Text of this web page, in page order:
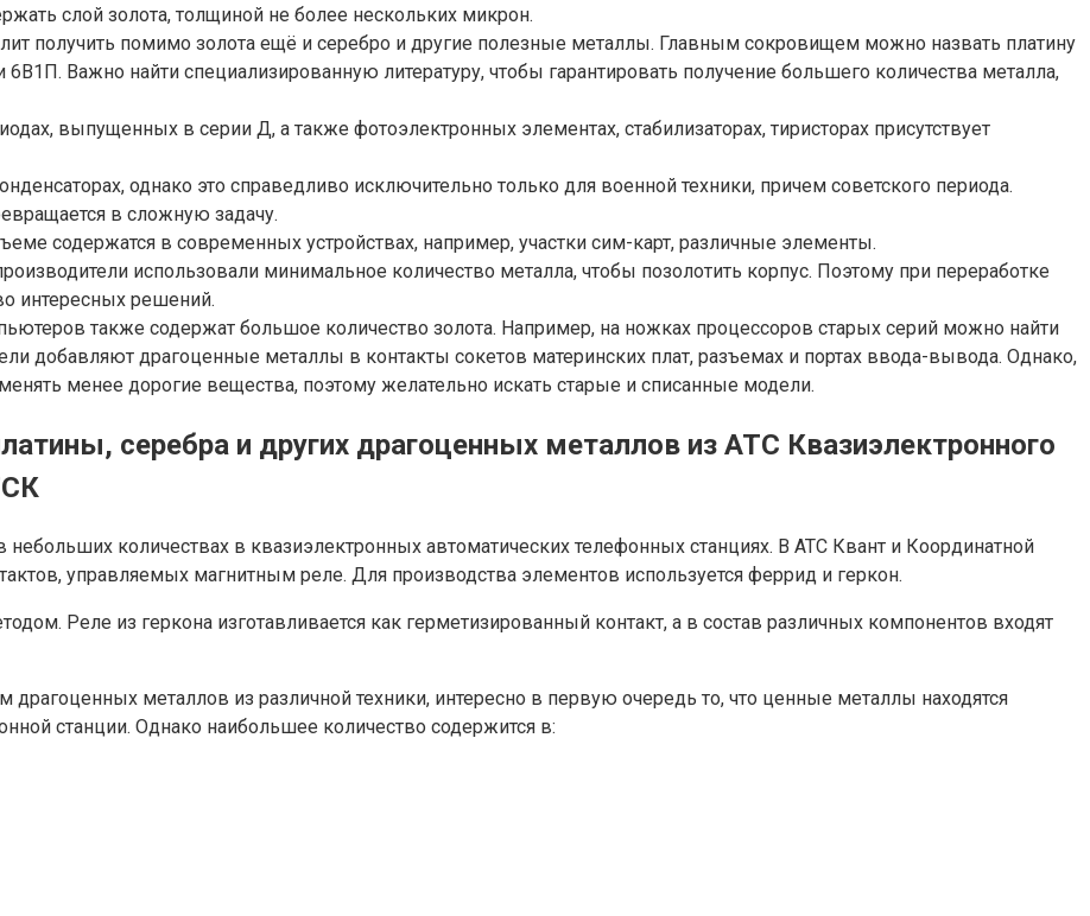
слой золота, толщиной не более нескольких микрон.
получить помимо золота ещё и серебро и другие полезные металлы. Главным сокровищем можно назвать платину
Важно найти специализированную литературу, чтобы гарантировать получение большего количества металла,
выпущенных в серии Д, а также фотоэлектронных элементах, стабилизаторах, тиристорах присутствует
однако это справедливо исключительно только для военной техники, причем советского периода.
в сложную задачу.
содержатся в современных устройствах, например, участки сим-карт, различные элементы.
использовали минимальное количество металла, чтобы позолотить корпус. Поэтому при переработке
интересных решений.
также содержат большое количество золота. Например, на ножках процессоров старых серий можно найти
добавляют драгоценные металлы в контакты сокетов материнских плат, разъемах и портах ввода-вывода. Однако,
менее дорогие вещества, поэтому желательно искать старые и списанные модели.
серебра и других драгоценных металлов из АТС Квазиэлектронного
небольших количествах в квазиэлектронных автоматических телефонных станциях. В АТС Квант и Координатной
управляемых магнитным реле. Для производства элементов используется феррид и геркон.
Реле из геркона изготавливается как герметизированный контакт, а в состав различных компонентов входят
металлов из различной техники, интересно в первую очередь то, что ценные металлы находятся
станции. Однако наибольшее количество содержится в: